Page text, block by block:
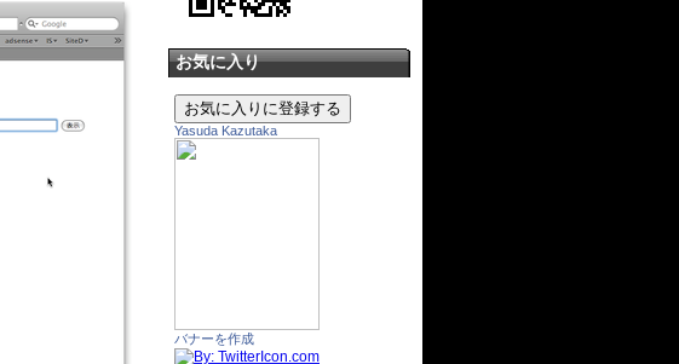
お気に入り
Yasuda Kazutaka
バナーを作成